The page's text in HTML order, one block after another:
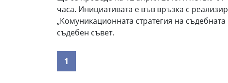
часа. Инициативата е във връзка с
„Комуникационната стратегия на
съдебен съвет.
1